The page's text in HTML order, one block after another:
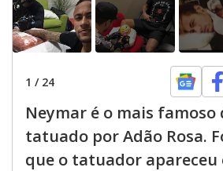
1 / 24
Neymar é o mais famoso
tatuado por Adão Rosa.
que o tatuador apareceu